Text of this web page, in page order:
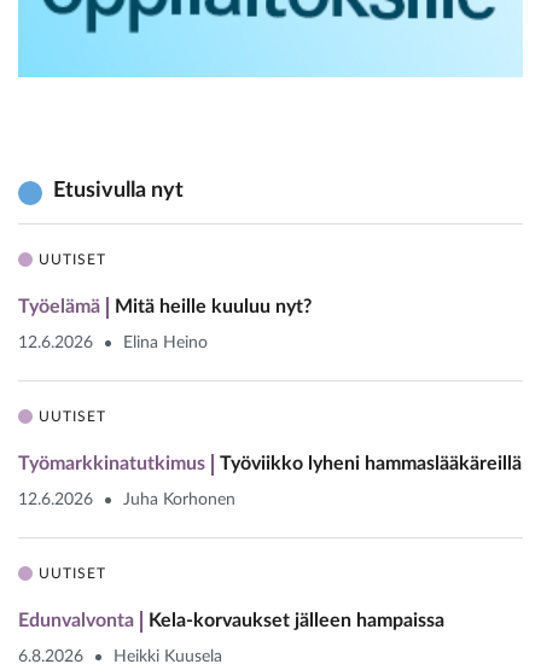
Etusivulla nyt
UUTISET
Työelämä Mitä heille kuuluu nyt?
12.6.2026 Elina Heino
UUTISET
Työmarkkinatutkimus Työviikko lyheni hammaslääkäreillä
12.6.2026 Juha Korhonen
UUTISET
Edunvalvonta Kela-korvaukset jälleen hampaissa
6.8.2026 Heikki Kuusela